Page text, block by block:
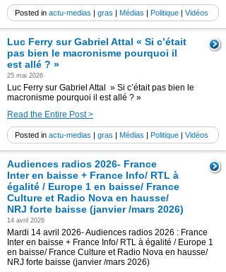
Posted in actu-medias | gras | Médias | Politique | Vidéos
Luc Ferry sur Gabriel Attal « Si c’était
pas bien le macronisme pourquoi il
est allé ? »
25 mai 2026
Luc Ferry sur Gabriel Attal » Si c’était pas bien le
macronisme pourquoi il est allé ? »
Read the Entire Post >
Posted in actu-medias | gras | Médias | Politique | Vidéos
Audiences radios 2026- France
Inter en baisse + France Info/ RTL à
égalité / Europe 1 en baisse/ France
Culture et Radio Nova en hausse/
NRJ forte baisse (janvier /mars 2026)
14 avril 2026
Mardi 14 avril 2026- Audiences radios 2026 : France
Inter en baisse + France Info/ RTL à égalité / Europe 1
en baisse/ France Culture et Radio Nova en hausse/
NRJ forte baisse (janvier /mars 2026)